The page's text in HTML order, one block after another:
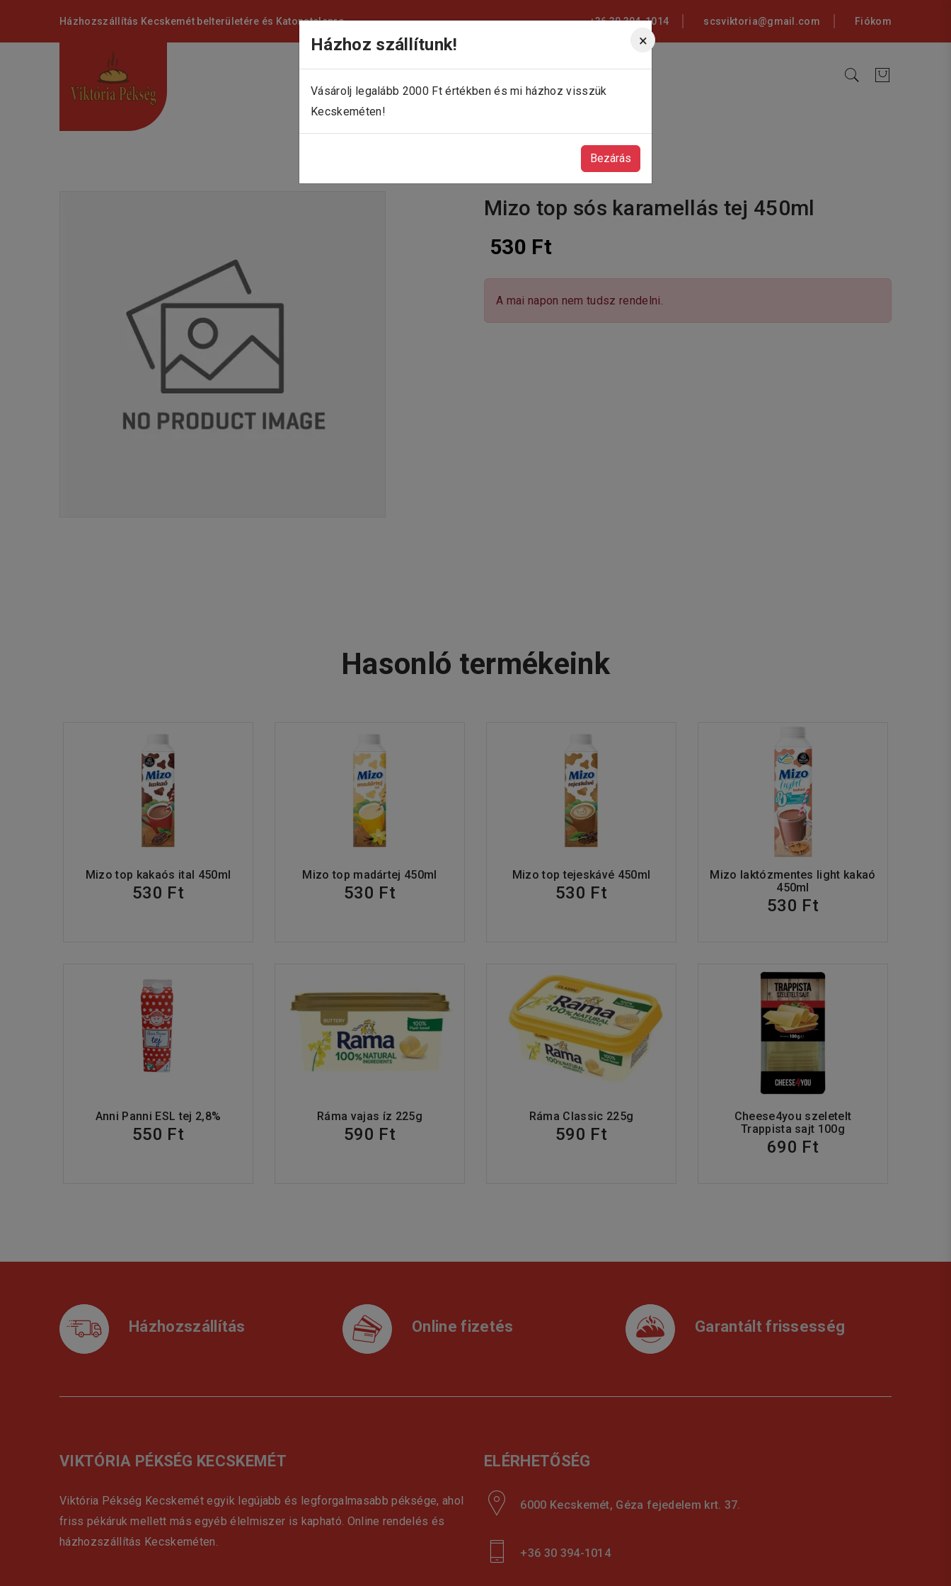
Házhoz szállítunk! ×
Vásárolj legalább 2000 Ft értékben és mi házhoz visszük
Kecskeméten!
Bezárás
Házhozszállítás Kecskemét belterületére és Katonatelepre +36 30 394-1014 scsviktoria@gmail.com Fiókom
Mizo top sós karamellás tej 450ml
530 Ft
A mai napon nem tudsz rendelni.
Hasonló termékeink
Mizo top kakaós ital 450ml
530 Ft
Mizo top madártej 450ml
530 Ft
Mizo top tejeskávé 450ml
530 Ft
Mizo laktózmentes light kakaó
450ml
530 Ft
Anni Panni ESL tej 2,8%
550 Ft
Ráma vajas íz 225g
590 Ft
Ráma Classic 225g
590 Ft
Cheese4you szeletelt
Trappista sajt 100g
690 Ft
Házhozszállítás Online fizetés Garantált frissesség
VIKTÓRIA PÉKSÉG KECSKEMÉT
Viktória Pékség Kecskemét egyik legújabb és legforgalmasabb péksége, ahol
friss pékáruk mellett más egyéb élelmiszer is kapható. Online rendelés és
házhozszállítás Kecskeméten.
ELÉRHETŐSÉG
6000 Kecskemét, Géza fejedelem krt. 37.
+36 30 394-1014